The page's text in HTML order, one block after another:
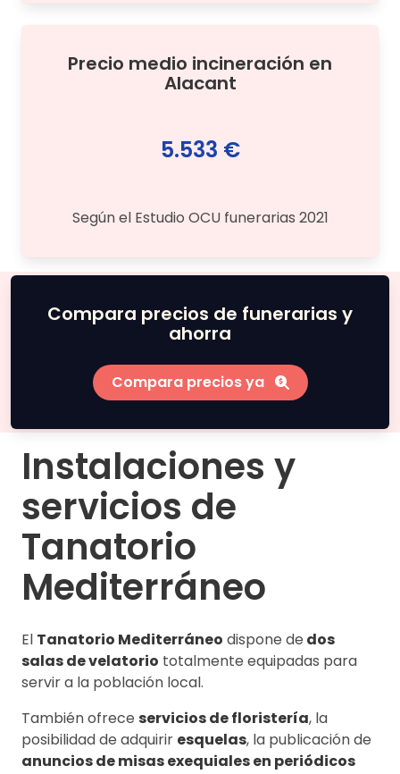
Precio medio incineración en
Alacant
5.533 €
Según el Estudio OCU funerarias 2021
Compara precios de funerarias y
ahorra
Compara precios ya
Instalaciones y
servicios de
Tanatorio
Mediterráneo
El Tanatorio Mediterráneo dispone de dos
salas de velatorio totalmente equipadas para
servir a la población local.
También ofrece servicios de floristería, la
posibilidad de adquirir esquelas, la publicación de
anuncios de misas exequiales en periódicos